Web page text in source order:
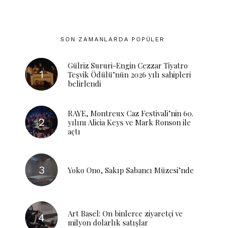
SON ZAMANLARDA POPÜLER
Gülriz Sururi-Engin Cezzar Tiyatro
Teşvik Ödülü’nün 2026 yılı sahipleri
belirlendi
RAYE, Montreux Caz Festivali’nin 60.
yılını Alicia Keys ve Mark Ronson ile
açtı
Yoko Ono, Sakıp Sabancı Müzesi’nde
Art Basel: On binlerce ziyaretçi ve
milyon dolarlık satışlar